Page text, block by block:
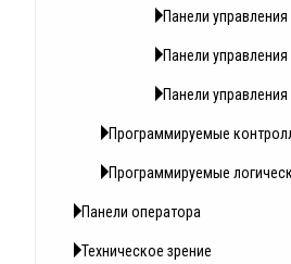
Панели
Панели управления
Панели управления
Программируемые
Программируемые
Панели оператора
Техническое зрение